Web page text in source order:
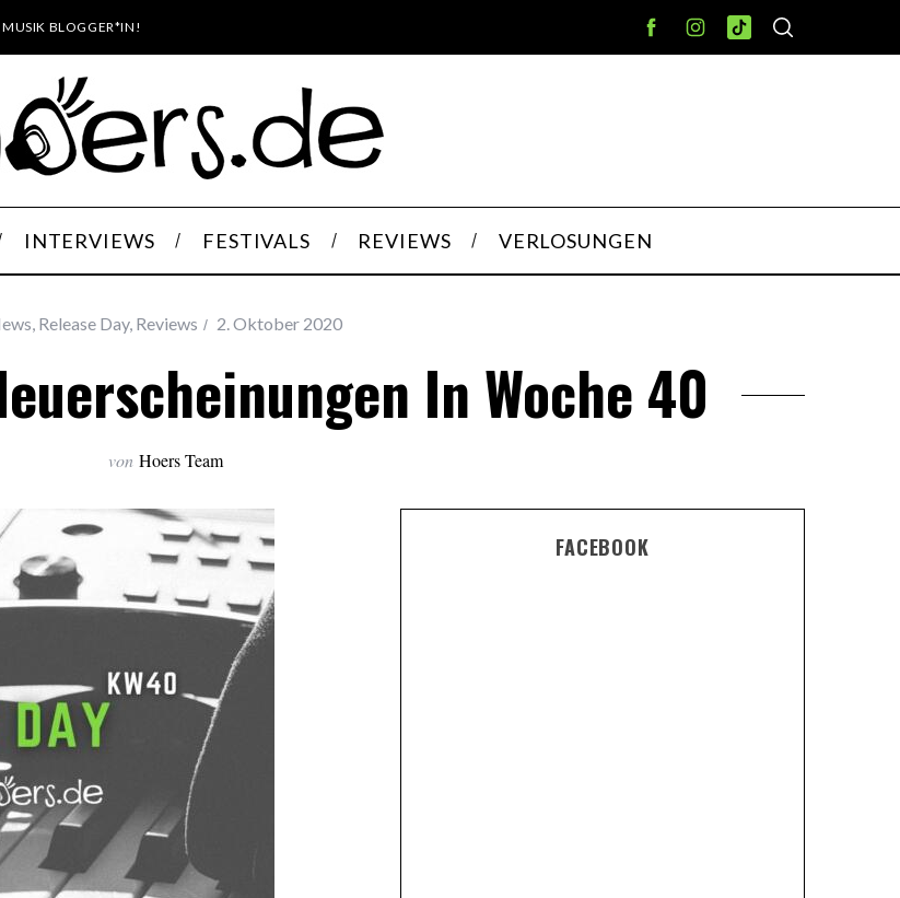
BLOGGER*IN!
INTERVIEWS FESTIVALS REVIEWS VERLOSUNGEN
, Release Day, Reviews 2. Oktober 2020
In Woche 40
von Hoers Team
FACEBOOK